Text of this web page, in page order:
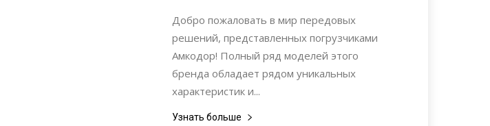
Добро пожаловать в мир передовых
решений, представленных погрузчиками
Амкодор! Полный ряд моделей этого
бренда обладает рядом уникальных
характеристик и...
Узнать больше